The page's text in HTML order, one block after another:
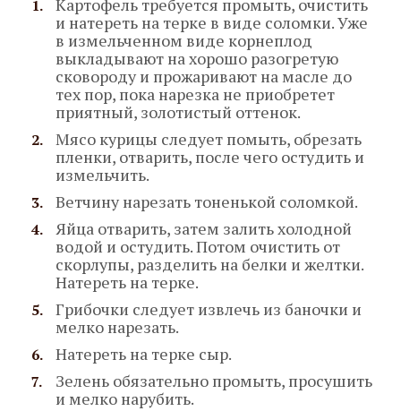
Картофель требуется промыть, очистить
и натереть на терке в виде соломки. Уже
в измельченном виде корнеплод
выкладывают на хорошо разогретую
сковороду и прожаривают на масле до
тех пор, пока нарезка не приобретет
приятный, золотистый оттенок.
Мясо курицы следует помыть, обрезать
пленки, отварить, после чего остудить и
измельчить.
Ветчину нарезать тоненькой соломкой.
Яйца отварить, затем залить холодной
водой и остудить. Потом очистить от
скорлупы, разделить на белки и желтки.
Натереть на терке.
Грибочки следует извлечь из баночки и
мелко нарезать.
Натереть на терке сыр.
Зелень обязательно промыть, просушить
и мелко нарубить.